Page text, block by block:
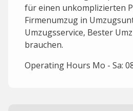
für einen unkomplizierten
Firmenumzug in
Umzugsservice, Bester
brauchen.
Operating Hours Mo - Sa: